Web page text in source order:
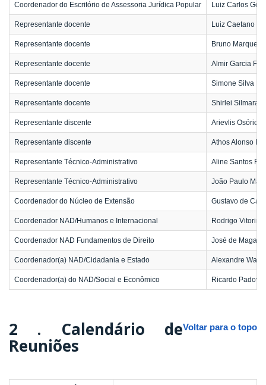
Coordenador do Escritório de Assessoria Jurídica Popular Luiz Carlos
Representante docente Luiz Caetano
Representante docente Bruno Marques
Representante docente Almir Garcia
Representante docente Simone Silva
Representante docente Shirlei Silmara
Representante discente Arievlis Osório
Representante discente Athos Alonso
Representante Técnico-Administrativo Aline Santos
Representante Técnico-Administrativo João Paulo
Coordenador do Núcleo de Extensão Gustavo de
Coordenador NAD/Humanos e Internacional Rodrigo
Coordenador NAD Fundamentos de Direito José de
Coordenador(a) NAD/Cidadania e Estado Alexandre
Coordenador(a) do NAD/Social e Econômico Ricardo
Voltar para o topo
2 . Calendário de
Reuniões